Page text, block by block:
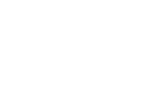
após